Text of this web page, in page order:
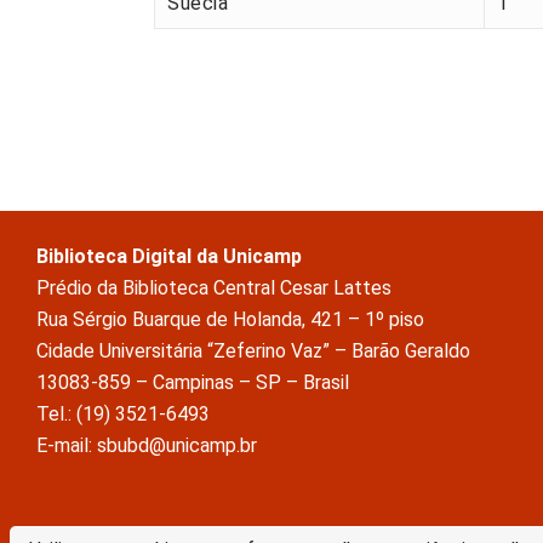
Biblioteca Digital da Unicamp
Prédio da Biblioteca Central Cesar Lattes
Rua Sérgio Buarque de Holanda, 421 – 1º piso
Cidade Universitária “Zeferino Vaz” – Barão Geraldo
13083-859 – Campinas – SP – Brasil
Tel.: (19) 3521-6493
E-mail: sbubd@unicamp.br
A Biblioteca Digital da Unicamp está licenciado com uma Licença